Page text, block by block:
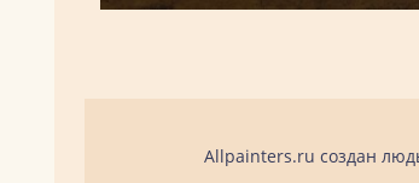
Allpainters.ru создан